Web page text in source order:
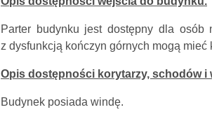
Parter budynku jest dostępny dla osób
z dysfunkcją kończyn górnych mogą mieć
Opis dostępności korytarzy, schodów i
Budynek posiada windę.